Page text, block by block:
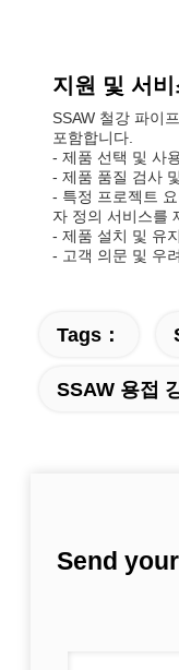
지원 및 서비
SSAW 철강 파이
포함합니다.
- 제품 선택 및 사
- 제품 품질 검사
- 특정 프로젝트
자 정의 서비스를
- 제품 설치 및 유
- 고객 의문 및 우
Tags：
SSAW 용접
Send